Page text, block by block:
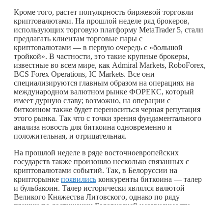
Кроме того, растет популярность биржевой торговли
криптовалютами. На прошлой неделе ряд брокеров,
использующих торговую платформу MetaTrader 5, стали
предлагать клиентам торговые пары с
криптовалютами — в первую очередь с «большой
тройкой». В частности, это такие крупные брокеры,
известные во всем мире, как Admiral Markets, RoboForex,
BCS Forex Operations, IC Markets. Все они
специализируются главным образом на операциях на
международном валютном рынке ФОРЕКС, который
имеет дурную славу; возможно, на операции с
биткоином также будет переноситься черная репутация
этого рынка. Так что с точки зрения фундаментального
анализа новость для биткоина одновременно и
положительная, и отрицательная.
На прошлой неделе в ряде восточноевропейских
государств также произошло несколько связанных с
криптовалютами событий. Так, в Белоруссии на
крипторынке появились конкуренты биткоина — талер
и бульбакоин. Талер исторически являлся валютой
Великого Княжества Литовского, однако по ряду